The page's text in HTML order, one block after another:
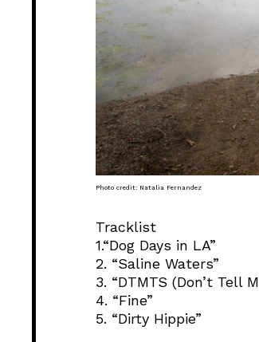
Photo credit: Natalia Fernandez
Tracklist
1.“Dog Days in LA”
2. “Saline Waters”
3. “DTMTS (Don’t Tell
4. “Fine”
5. “Dirty Hippie”